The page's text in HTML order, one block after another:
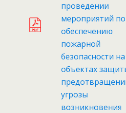
проведении
мероприятий по
обеспечению
пожарной
безопасности на
объектах
угрозы
возникновения